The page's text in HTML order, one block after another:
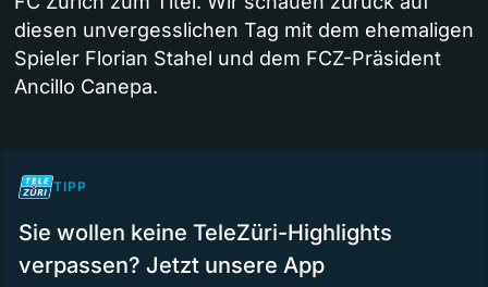
diesen unvergesslichen Tag mit dem ehemaligen
Spieler Florian Stahel und dem FCZ-Präsident
Ancillo Canepa.
TIPP
Sie wollen keine TeleZüri-Highlights
verpassen? Jetzt unsere App